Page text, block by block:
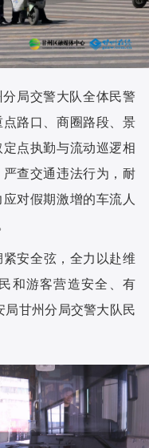
局交警大队全体民警
路口、商圈路段、景
点执勤与流动巡逻相
查交通违法行为，耐
对假期激增的车流人
紧安全弦，全力以赴维
和游客营造安全、有
局甘州分局交警大队民